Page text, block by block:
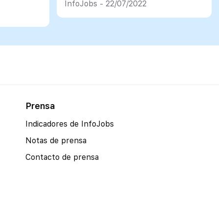
InfoJobs - 22/07/2022
Prensa
Indicadores de InfoJobs
Notas de prensa
Contacto de prensa